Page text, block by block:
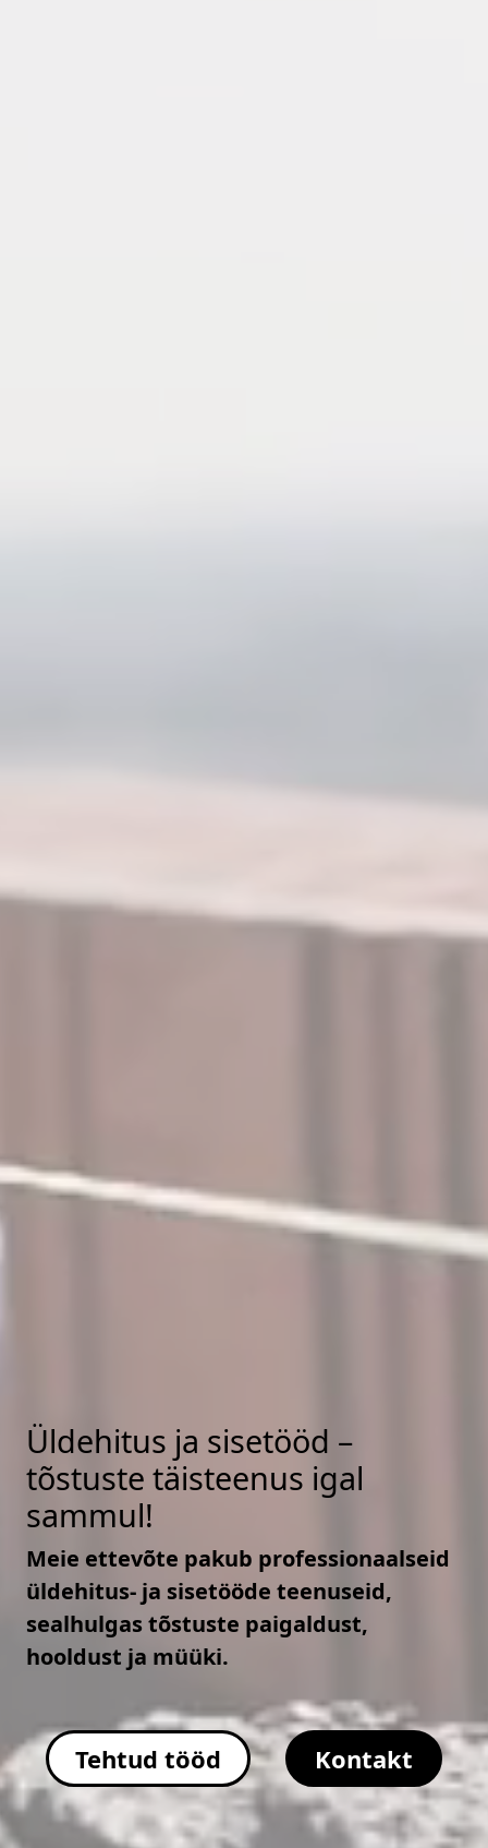
Üldehitus ja sisetööd –
tõstuste täisteenus igal
sammul!
Meie ettevõte pakub professionaalseid
üldehitus- ja sisetööde teenuseid,
sealhulgas tõstuste paigaldust,
hooldust ja müüki.
Tehtud tööd Kontakt